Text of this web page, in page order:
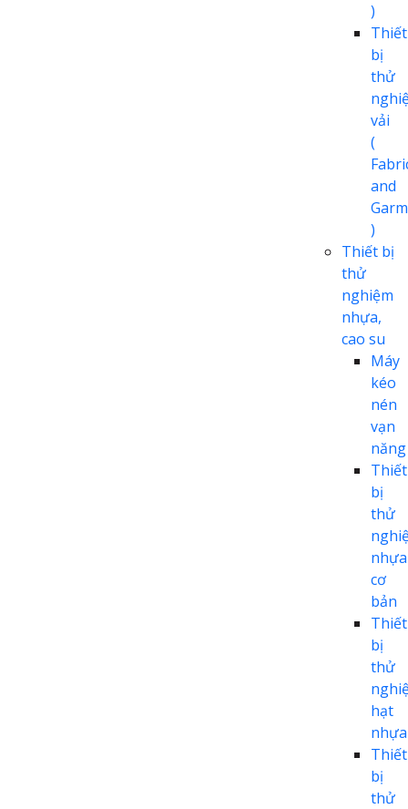
)
Thiết
bị
thử
vải
(
and
)
Thiết bị
thử
nghiệm
nhựa,
cao su
Máy
kéo
nén
vạn
năng
Thiết
bị
thử
nhựa
cơ
bản
Thiết
bị
thử
hạt
nhựa
Thiết
bị
thử